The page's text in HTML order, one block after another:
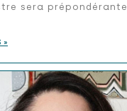
sera prépondérante.
»